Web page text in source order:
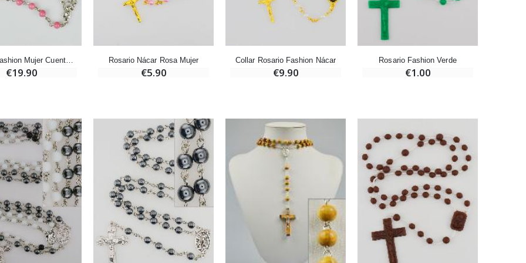
-10%
Vela de Novena a San Miguel Contra el Mal - 17,5cm
€4.95
-25%
Medalla Milagrosa Oro de Ley 9 Kilates - 10 mm
€130.00
-20%
Vela de Novena a San Miguel Contra el Mal - 17,5cm
€4.95
-25%
Rosario Fashion Mujer Cuentas de Vidrio Rosa
€19.90
Rosario Nácar Rosa Mujer
€5.90
Collar Rosario Fashion Nácar
€9.90
Rosario Fashion Verde
€1.00